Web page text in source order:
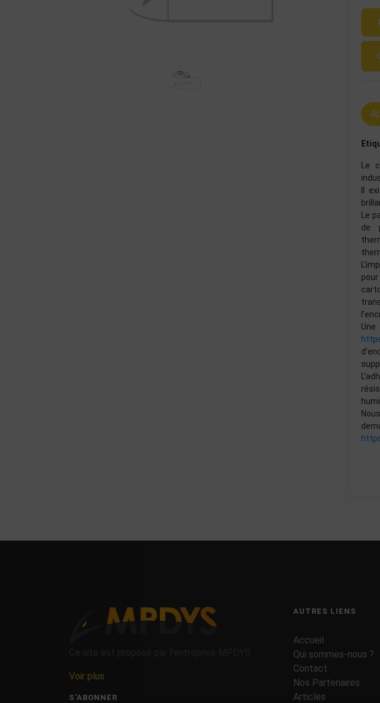
Le
Il
Le
de
Une
Voir plus
S'ABONNER
AUTRES LIENS
Accueil
Qui sommes-nous ?
Contact
Nos Partenaires
Articles